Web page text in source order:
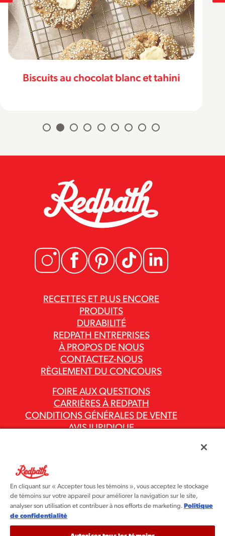
Biscuits au chocolat blanc et tahini
RECETTES ET PLUS ENCORE
PRODUITS
DURABILITÉ
REDPATH ENTREPRISES
À PROPOS DE NOUS
CONTACTEZ-NOUS
RÈGLEMENT DU CONCOURS
FOIRE AUX QUESTIONS
CARRIÈRES À REDPATH
CONDITIONS GÉNÉRALES DE VENTE
AVIS JURIDIQUE
CONTRE L’ESCLAVAGE MODERNE
CODES ET POLITIQUES DU GROUPE ASR
En cliquant sur « Accepter tous les témoins », vous acceptez le stockage
de témoins sur votre appareil pour améliorer la navigation sur le site,
analyser son utilisation et contribuer à nos efforts de marketing.Politique
de confidentialité